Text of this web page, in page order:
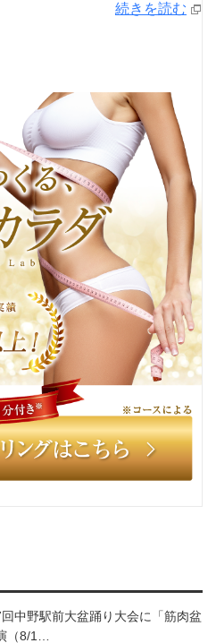
続きを読む
回中野駅前大盆踊り大会に「筋肉盆
（8/1…